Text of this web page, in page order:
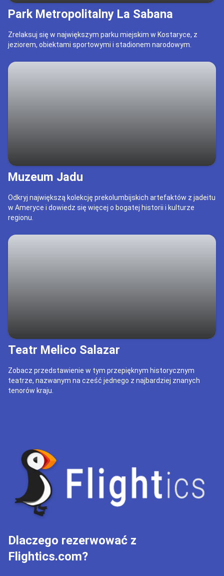
Park Metropolitalny La Sabana
Zrelaksuj się w największym parku miejskim w Kostaryce, z
jeziorem, obiektami sportowymi i stadionem narodowym.
Muzeum Jadu
Odkryj największą kolekcję prekolumbijskich artefaktów z jadeitu
w Ameryce i dowiedz się więcej o bogatej historii i kulturze
regionu.
Teatr Melico Salazar
Zobacz przedstawienie w tym przepięknym historycznym
teatrze, nazwanym na cześć jednego z najbardziej znanych
tenorów kraju.
Dlaczego rezerwować z
Flightics.com?